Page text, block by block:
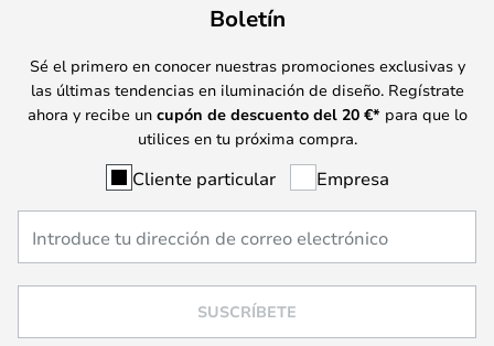
Boletín
Sé el primero en conocer nuestras promociones exclusivas y
las últimas tendencias en iluminación de diseño. Regístrate
ahora y recibe un cupón de descuento del 20 €* para que lo
utilices en tu próxima compra.
Cliente particular Empresa
SUSCRÍBETE